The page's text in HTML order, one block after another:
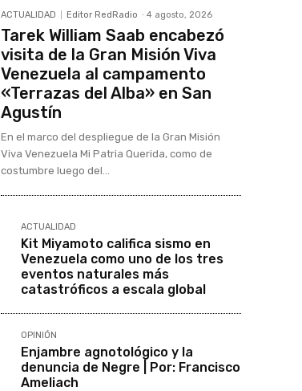
ACTUALIDAD Editor RedRadio - 4 agosto, 2026
Tarek William Saab encabezó
visita de la Gran Misión Viva
Venezuela al campamento
«Terrazas del Alba» en San
Agustín
En el marco del despliegue de la Gran Misión
Viva Venezuela Mi Patria Querida, como de
costumbre luego del...
ACTUALIDAD
Kit Miyamoto califica sismo en
Venezuela como uno de los tres
eventos naturales más
catastróficos a escala global
OPINIÓN
Enjambre agnotológico y la
denuncia de Negre | Por: Francisco
Ameliach